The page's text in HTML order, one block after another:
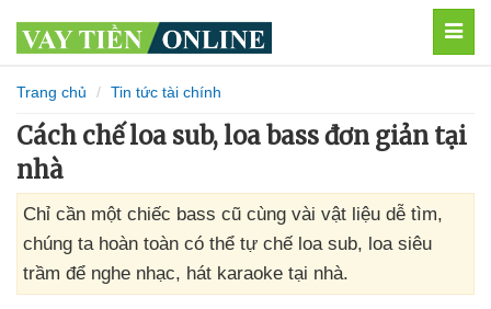
Trang chủ Tin tức tài chính
Cách chế loa sub, loa bass đơn giản tại
nhà
Chỉ cần một chiếc bass cũ cùng vài vật liệu dễ tìm,
chúng ta hoàn toàn có thể tự chế loa sub, loa siêu
trầm để nghe nhạc, hát karaoke tại nhà.